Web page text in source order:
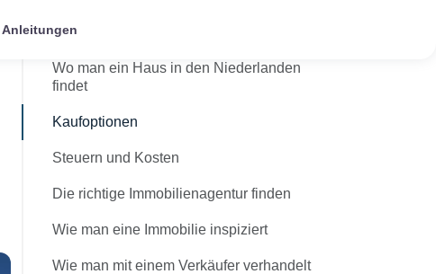
AnleitungenWelche Gegend wählen
Wo man ein Haus in den Niederlanden
findet
Kaufoptionen
Steuern und Kosten
Die richtige Immobilienagentur finden
Wie man eine Immobilie inspiziert
Wie man mit einem Verkäufer verhandelt